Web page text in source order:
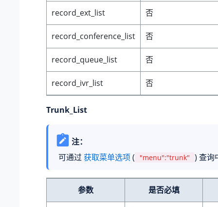
record_ext_list 否
record_conference_list 否
record_queue_list 否
record_ivr_list 否
Trunk_List
注：
可通过获取菜单选项( "menu":"trunk" ) 查询
参数 是否必填